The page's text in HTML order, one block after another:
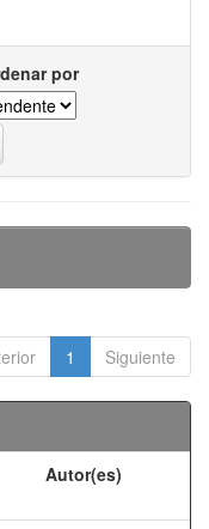
por
1 Siguiente
Autor(es)